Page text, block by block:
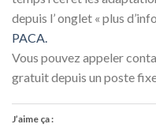
depuis l’ onglet « plus
PACA.
Vous pouvez appeler
gratuit depuis un poste
J’aime ça :